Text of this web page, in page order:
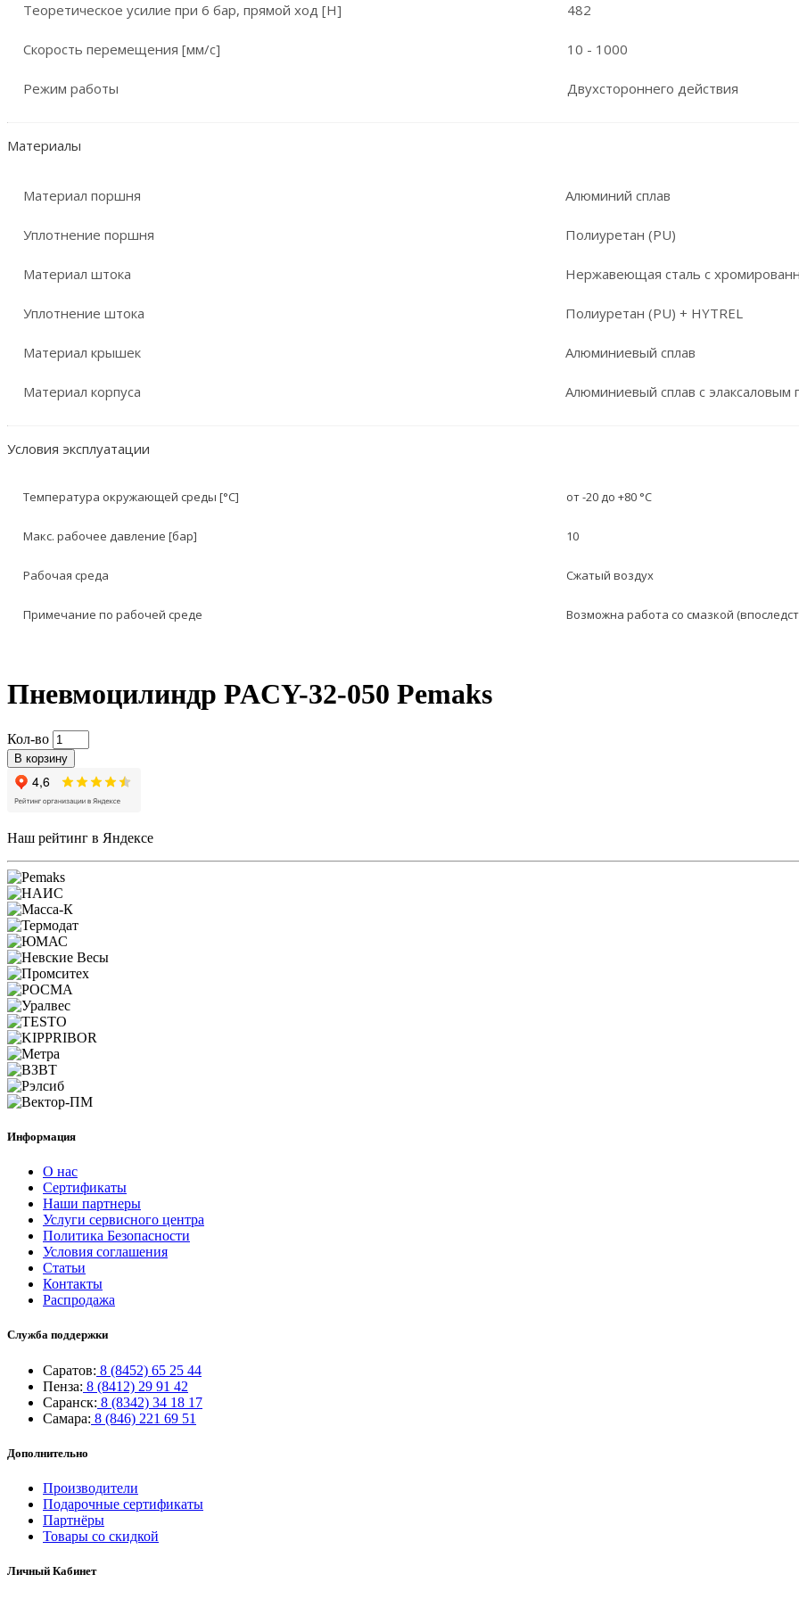
Теоретическое усилие при 6 бар, прямой ход [Н] 482
Скорость перемещения [мм/с] 10 - 1000
Режим работы Двухстороннего действия
Материалы
Материал поршня Алюминий сплав
Уплотнение поршня Полиуретан (PU)
Материал штока Нержавеющая сталь с
Уплотнение штока Полиуретан (PU) + HYTREL
Материал крышек Алюминиевый сплав
Материал корпуса Алюминиевый сплав с элаксаловым
Условия эксплуатации
Температура окружающей среды [°C] от -20 до +80 °C
Макс. рабочее давление [бар] 10
Рабочая среда Сжатый воздух
Примечание по рабочей среде Возможна работа со смазкой
Пневмоцилиндр PACY-32-050 Pemaks
Кол-во
В корзину
Наш рейтинг в Яндексе
Информация
О нас
Сертификаты
Наши партнеры
Услуги сервисного центра
Политика Безопасности
Условия соглашения
Статьи
Контакты
Распродажа
Служба поддержки
Саратов: 8 (8452) 65 25 44
Пенза: 8 (8412) 29 91 42
Саранск: 8 (8342) 34 18 17
Самара: 8 (846) 221 69 51
Дополнительно
Производители
Подарочные сертификаты
Партнёры
Товары со скидкой
Личный Кабинет